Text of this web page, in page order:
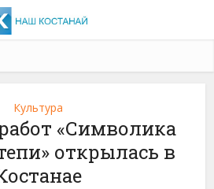
Культура
«Символика
открылась в